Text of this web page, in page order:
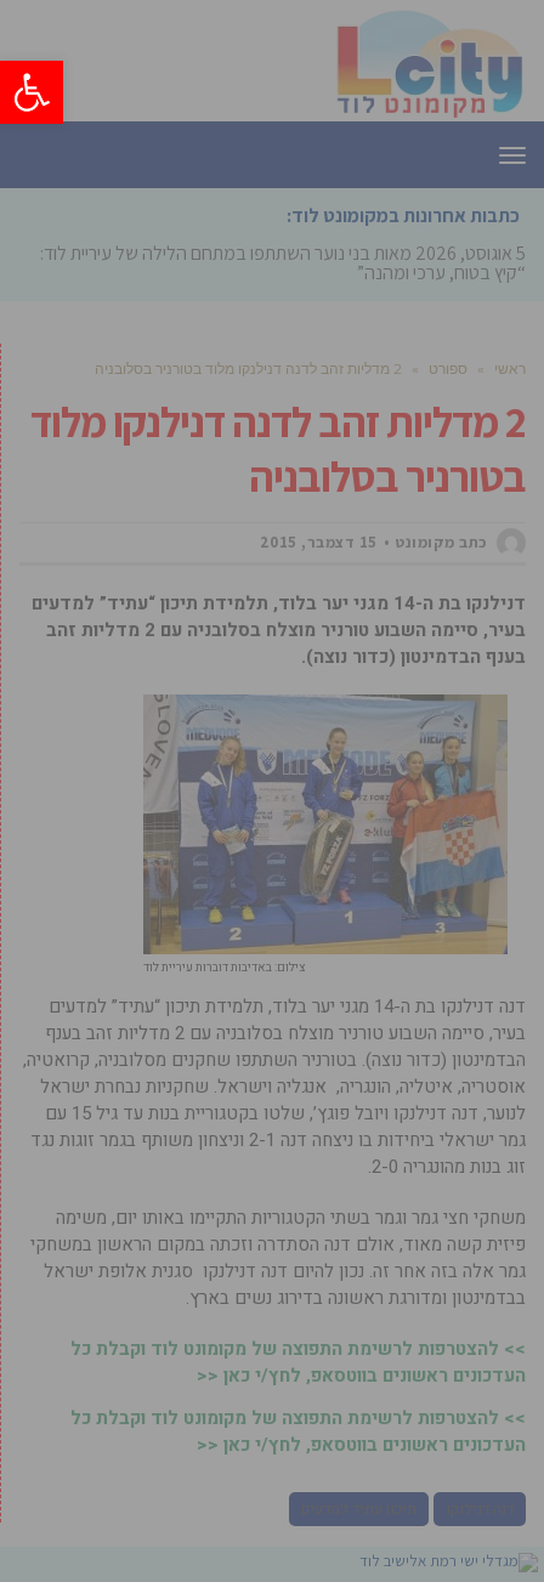
פתח
תפריט
כתבות אחרונות במקומונט לוד:
5 אוגוסט, 2026
מאות בני נוער השתתפו במתחם הלילה של עיריית לוד:
“קיץ בטוח, ערכי ומהנה”
ראשי » ספורט » 2 מדליות זהב לדנה דנילנקו מלוד בטורניר בסלובניה
2 מדליות זהב לדנה דנילנקו מלוד
בטורניר בסלובניה
כתב מקומונט 15 דצמבר, 2015
דנילנקו בת ה-14 מגני יער בלוד, תלמידת תיכון “עתיד” למדעים
בעיר, סיימה השבוע טורניר מוצלח בסלובניה עם 2 מדליות זהב
בענף הבדמינטון (כדור נוצה).
צילום: באדיבות דוברות עיריית לוד
דנה דנילנקו בת ה-14 מגני יער בלוד, תלמידת תיכון “עתיד” למדעים
בעיר, סיימה השבוע טורניר מוצלח בסלובניה עם 2 מדליות זהב בענף
הבדמינטון (כדור נוצה). בטורניר השתתפו שחקנים מסלובניה, קרואטיה,
אוסטריה, איטליה, הונגריה, אנגליה וישראל. שחקניות נבחרת ישראל
לנוער, דנה דנילנקו ויובל פוגץ’, שלטו בקטגוריית בנות עד גיל 15 עם
גמר ישראלי ביחידות בו ניצחה דנה 2-1 וניצחון משותף בגמר זוגות נגד
זוג בנות מהונגריה 2-0.
משחקי חצי גמר וגמר בשתי הקטגוריות התקיימו באותו יום, משימה
פיזית קשה מאוד, אולם דנה הסתדרה וזכתה במקום הראשון במשחקי
גמר אלה בזה אחר זה. נכון להיום דנה דנילנקו סגנית אלופת ישראל
בבדמינטון ומדורגת ראשונה בדירוג נשים בארץ.
>> להצטרפות לרשימת התפוצה של מקומונט לוד וקבלת כל
העדכונים ראשונים בווטסאפ, לחץ/י כאן <<
>> להצטרפות לרשימת התפוצה של מקומונט לוד וקבלת כל
העדכונים ראשונים בווטסאפ, לחץ/י כאן <<